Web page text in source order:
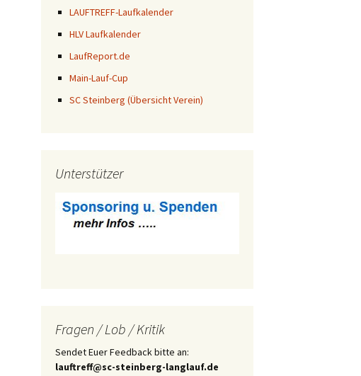
LAUFTREFF-Laufkalender
HLV Laufkalender
LaufReport.de
Main-Lauf-Cup
SC Steinberg (Übersicht Verein)
Unterstützer
Fragen / Lob / Kritik
Sendet Euer Feedback bitte an:
lauftreff@sc-steinberg-langlauf.de